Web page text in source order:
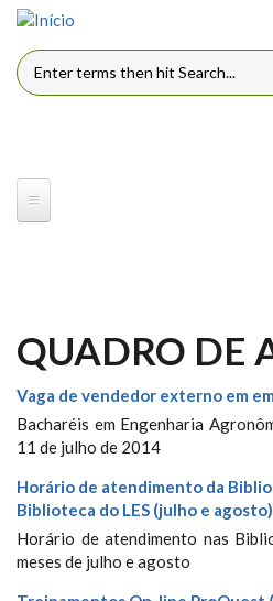
Pular para o conteúdo principal
FORMULÁRIO DE
QUADRO DE
Vaga de vendedor externo em
Bacharéis em Engenharia
11 de julho de 2014
Horário de atendimento da
Biblioteca do LES (julho e agosto)
Horário de atendimento nas
meses de julho e agosto